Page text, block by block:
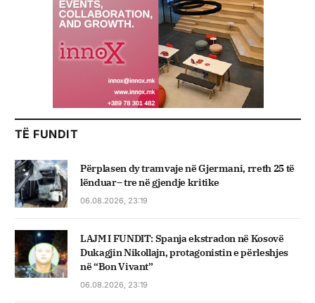
TË FUNDIT
Përplasen dy tramvaje në Gjermani, rreth 25 të
lënduar– tre në gjendje kritike
06.08.2026, 23:19
LAJM I FUNDIT: Spanja ekstradon në Kosovë
Dukagjin Nikollajn, protagonistin e përleshjes
në “Bon Vivant”
06.08.2026, 23:19